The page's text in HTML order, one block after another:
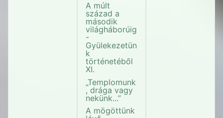
A múlt
század a
második
világháborúig
-
Gyülekezetün
k
történetéből
XI.
„Templomunk
, drága vagy
nekünk...”
A mögöttünk